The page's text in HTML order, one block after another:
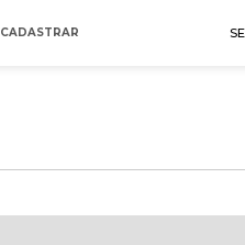
CADASTRAR